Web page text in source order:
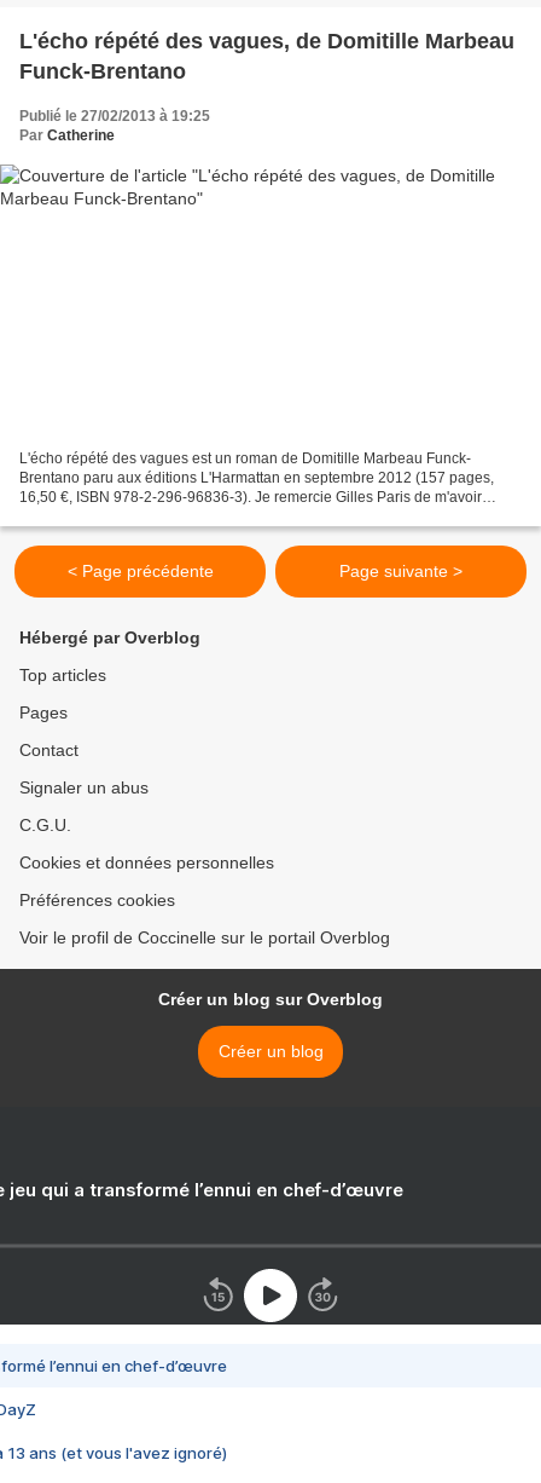
L'écho répété des vagues, de Domitille Marbeau
Funck-Brentano
Publié le 27/02/2013 à 19:25
Par Catherine
L'écho répété des vagues est un roman de Domitille Marbeau Funck-
Brentano paru aux éditions L'Harmattan en septembre 2012 (157 pages,
16,50 €, ISBN 978-2-296-96836-3). Je remercie Gilles Paris de m'avoir
< Page précédente Page suivante >
Hébergé par Overblog
Top articles
Pages
Contact
Signaler un abus
C.G.U.
Cookies et données personnelles
Préférences cookies
Voir le profil de Coccinelle sur le portail Overblog
Créer un blog sur Overblog
Créer un blog
jeu qui a transformé l’ennui en chef-d’œuvre
l’ennui en chef-d’œuvre
13 ans (et vous l'avez ignoré)